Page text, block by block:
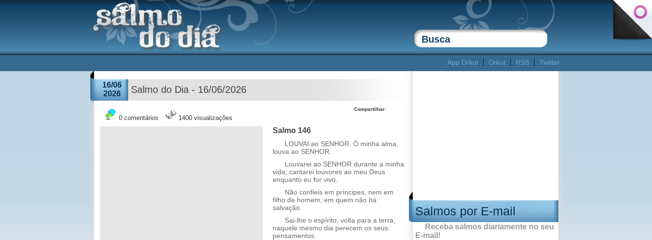
App Orkut Orkut RSS Twitter
Salmos por E-mail
Receba salmos diariamente no seu
E-mail!
16/06
2026
Salmo do Dia - 16/06/2026
0 comentários 1400 visualizações
Compartilhar:
Salmo 146
LOUVAI ao SENHOR. Ó minha alma,
louva ao SENHOR.
Louvarei ao SENHOR durante a minha
vida; cantarei louvores ao meu Deus
enquanto eu for vivo.
Não confieis em príncipes, nem em
filho de homem, em quem não há
salvação.
Sai-lhe o espírito, volta para a terra;
naquele mesmo dia perecem os seus
pensamentos.